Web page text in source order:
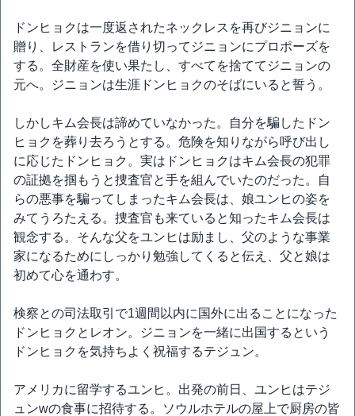
ドンヒョクは一度返されたネックレスを再びジニョンに
贈り、レストランを借り切ってジニョンにプロポーズを
する。全財産を使い果たし、すべてを捨ててジニョンの
元へ。ジニョンは生涯ドンヒョクのそばにいると誓う。
しかしキム会長は諦めていなかった。自分を騙したドン
ヒョクを葬り去ろうとする。危険を知りながら呼び出し
に応じたドンヒョク。実はドンヒョクはキム会長の犯罪
の証拠を掴もうと捜査官と手を組んでいたのだった。自
らの悪事を騙ってしまったキム会長は、娘ユンヒの姿を
みてうろたえる。捜査官も来ていると知ったキム会長は
観念する。そんな父をユンヒは励まし、父のような事業
家になるためにしっかり勉強してくると伝え、父と娘は
初めて心を通わす。
検察との司法取引で1週間以内に国外に出ることになった
ドンヒョクとレオン。ジニョンを一緒に出国するという
ドンヒョクを気持ちよく祝福するテジュン。
アメリカに留学するユンヒ。出発の前日、ユンヒはテジ
ュンwの食事に招待する。ソウルホテルの屋上で厨房の皆